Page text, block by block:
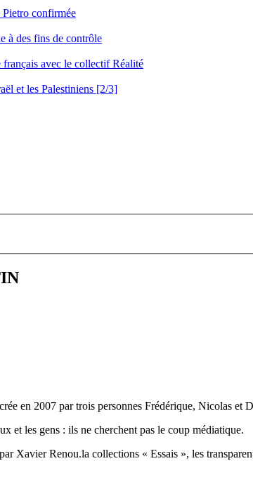
confirmée
à des fins de contrôle
avec le collectif Réalité
et les Palestiniens [2/3]
en 2007 par trois personnes Frédérique, Nicolas
et les gens : ils ne cherchent pas le coup médiatique.
Xavier Renou.la collections « Essais », les